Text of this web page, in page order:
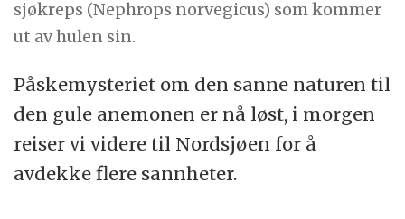
sjøkreps (Nephrops norvegicus) som kommer
ut av hulen sin.
Påskemysteriet om den sanne naturen til
den gule anemonen er nå løst, i morgen
reiser vi videre til Nordsjøen for å
avdekke flere sannheter.